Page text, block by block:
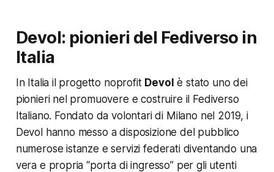
Devol: pionieri del Fediverso in
Italia
In Italia il progetto noprofit Devol è stato uno dei
pionieri nel promuovere e costruire il Fediverso
Italiano. Fondato da volontari di Milano nel 2019, i
Devol hanno messo a disposizione del pubblico
numerose istanze e servizi federati diventando una
vera e propria “porta di ingresso” per gli utenti